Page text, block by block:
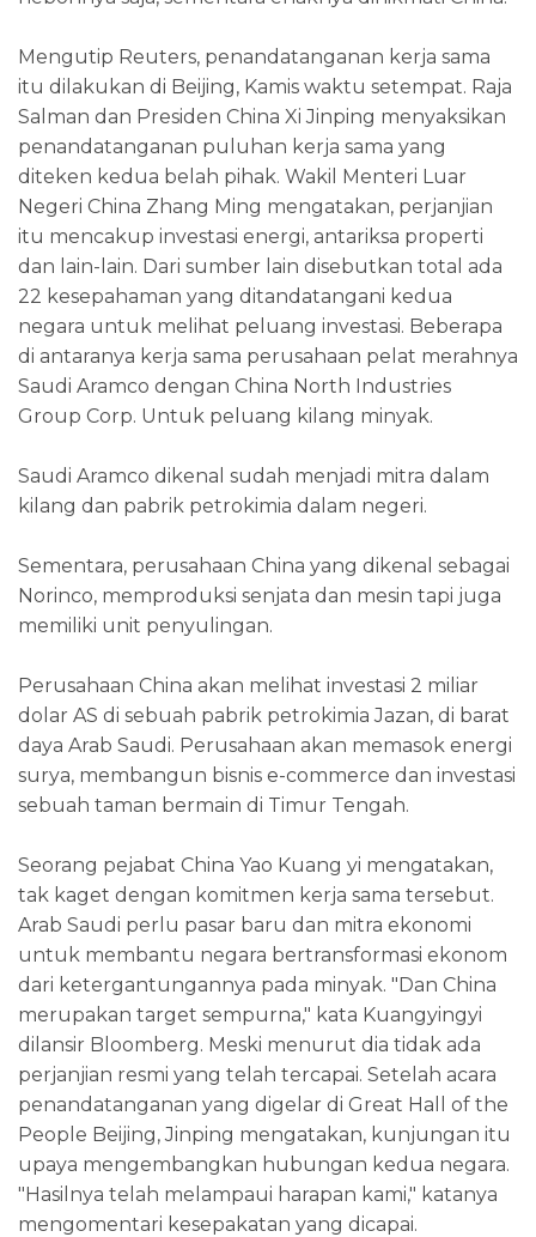
Mengutip Reuters, penandatanganan kerja sama
itu dilakukan di Beijing, Kamis waktu setempat. Raja
Salman dan Presiden China Xi Jinping menyaksikan
penandatanganan puluhan kerja sama yang
diteken kedua belah pihak. Wakil Menteri Luar
Negeri China Zhang Ming mengatakan, perjanjian
itu mencakup investasi energi, antariksa properti
dan lain-lain. Dari sumber lain disebutkan total ada
22 kesepahaman yang ditandatangani kedua
negara untuk melihat peluang investasi. Beberapa
di antaranya kerja sama perusahaan pelat merahnya
Saudi Aramco dengan China North Industries
Group Corp. Untuk peluang kilang minyak.
Saudi Aramco dikenal sudah menjadi mitra dalam
kilang dan pabrik petrokimia dalam negeri.
Sementara, perusahaan China yang dikenal sebagai
Norinco, memproduksi senjata dan mesin tapi juga
memiliki unit penyulingan.
Perusahaan China akan melihat investasi 2 miliar
dolar AS di sebuah pabrik petrokimia Jazan, di barat
daya Arab Saudi. Perusahaan akan memasok energi
surya, membangun bisnis e-commerce dan investasi
sebuah taman bermain di Timur Tengah.
Seorang pejabat China Yao Kuang yi mengatakan,
tak kaget dengan komitmen kerja sama tersebut.
Arab Saudi perlu pasar baru dan mitra ekonomi
untuk membantu negara bertransformasi ekonom
dari ketergantungannya pada minyak. "Dan China
merupakan target sempurna," kata Kuangyingyi
dilansir Bloomberg. Meski menurut dia tidak ada
perjanjian resmi yang telah tercapai. Setelah acara
penandatanganan yang digelar di Great Hall of the
People Beijing, Jinping mengatakan, kunjungan itu
upaya mengembangkan hubungan kedua negara.
"Hasilnya telah melampaui harapan kami," katanya
mengomentari kesepakatan yang dicapai.